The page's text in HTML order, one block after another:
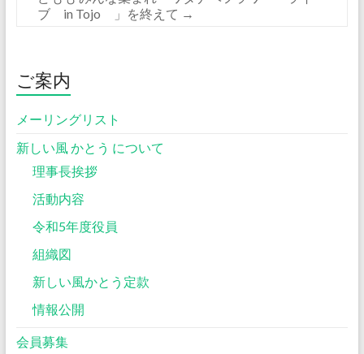
ブ in Tojo 」を終えて →
ご案内
メーリングリスト
新しい風 かとう について
理事長挨拶
活動内容
令和5年度役員
組織図
新しい風かとう定款
情報公開
会員募集